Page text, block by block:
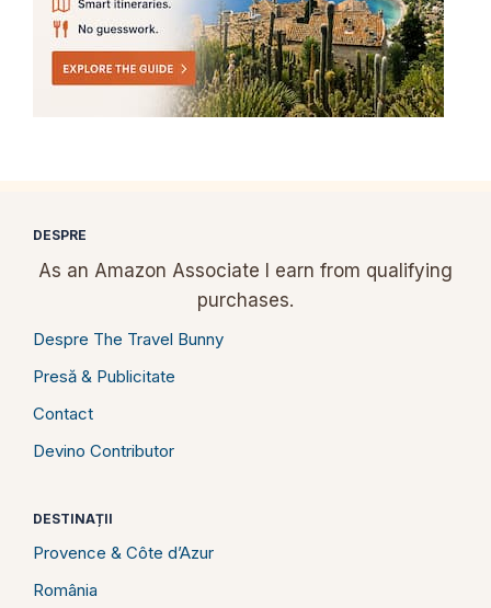
DESPRE
As an Amazon Associate I earn from qualifying
purchases.
Despre The Travel Bunny
Presă & Publicitate
Contact
Devino Contributor
DESTINAȚII
Provence & Côte d’Azur
România